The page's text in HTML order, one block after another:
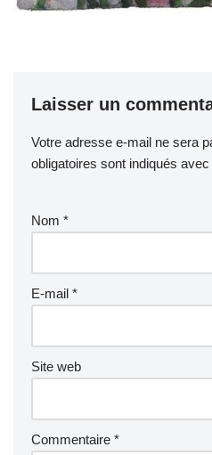
Laisser un
Votre adresse e-mail ne sera
obligatoires sont indiqués avec
Nom *
E-mail *
Site web
Commentaire *